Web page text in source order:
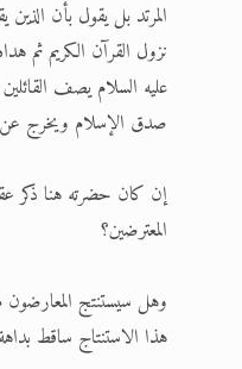
نزول القرآن الكريم ثم
عليه السلام يصف
صدق الإسلام ويخرج عن
إن كان حضرته هنا ذكر
المعترضين؟
وهل سيستنتج المعارضون
هذا الاستنتاج ساقط